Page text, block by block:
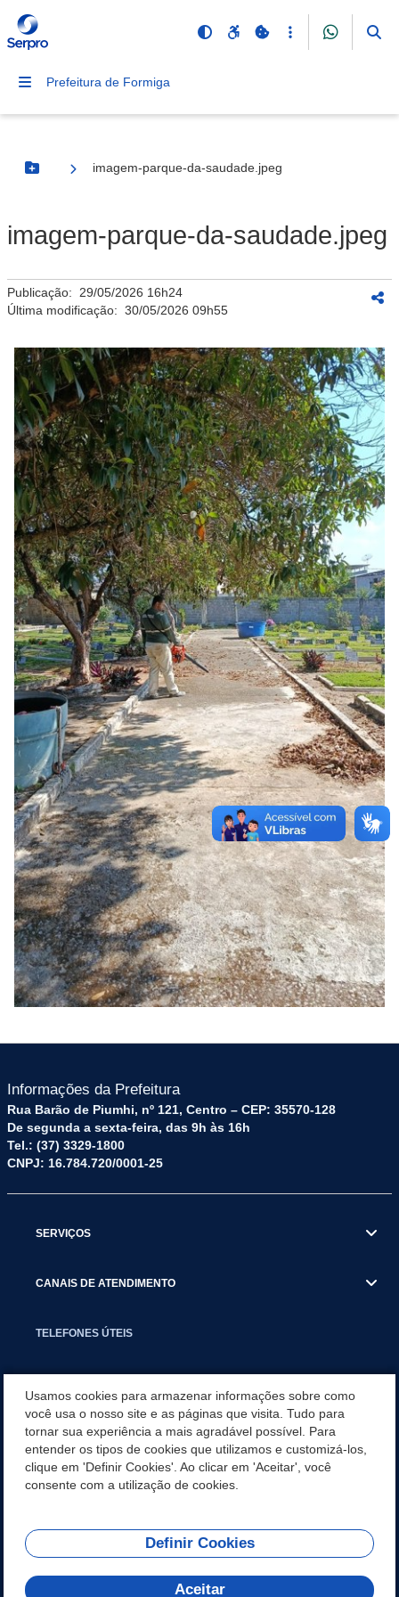
Prefeitura de Formiga
Botão Menu
imagem-parque-da-saudade.jpeg
imagem-parque-da-saudade.jpeg
Publicação: 29/05/2026 16h24
Última modificação: 30/05/2026 09h55
Informações da Prefeitura
Rua Barão de Piumhi, nº 121, Centro – CEP: 35570-128
De segunda a sexta-feira, das 9h às 16h
Tel.: (37) 3329-1800
CNPJ: 16.784.720/0001-25
SERVIÇOS
CANAIS DE ATENDIMENTO
TELEFONES ÚTEIS
NOTÍCIAS
APLICATIVO
REDES SOCIAIS
Usamos cookies para armazenar informações sobre como
você usa o nosso site e as páginas que visita. Tudo para
tornar sua experiência a mais agradável possível. Para
entender os tipos de cookies que utilizamos e customizá-los,
clique em 'Definir Cookies'. Ao clicar em 'Aceitar', você
consente com a utilização de cookies.
Definir Cookies
Aceitar